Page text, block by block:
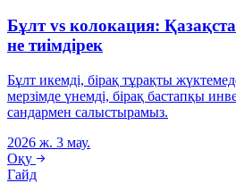
Бұлт vs колокация:
не тиімдірек
Бұлт икемді, бірақ тұрақты
мерзімде үнемді, бірақ бастапқы
сандармен салыстырамыз.
2026 ж. 3 мау.
Оқу
Гайд